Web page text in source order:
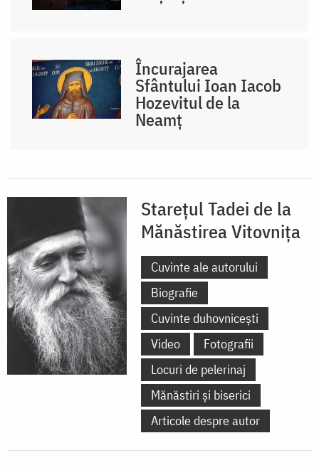
Încurajarea
Sfântului Ioan Iacob
Hozevitul de la
Neamț
Starețul Tadei de la
Mănăstirea Vitovnița
Cuvinte ale autorului
Biografie
Cuvinte duhovnicești
Video
Fotografii
Locuri de pelerinaj
Mănăstiri și biserici
Articole despre autor